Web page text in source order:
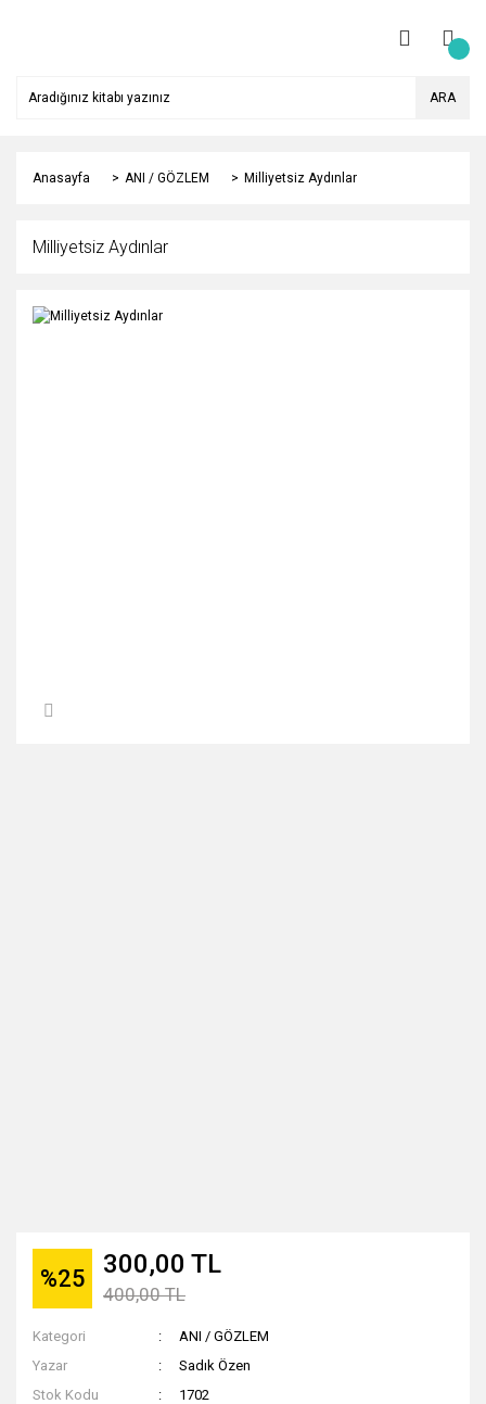
ARA
Anasayfa ANI / GÖZLEM Milliyetsiz Aydınlar
Milliyetsiz Aydınlar
%25 300,00 TL
400,00 TL
Kategori
ANI / GÖZLEM
Yazar
Sadık Özen
Stok Kodu
1702